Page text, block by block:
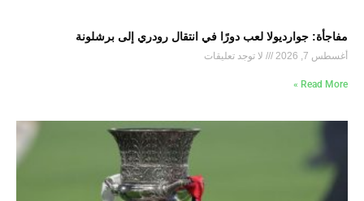
مفاجأة: جوارديولا لعب دورًا في انتقال رودري إلى برشلونة
أغسطس 7, 2026 لا توجد تعليقات
Read More »